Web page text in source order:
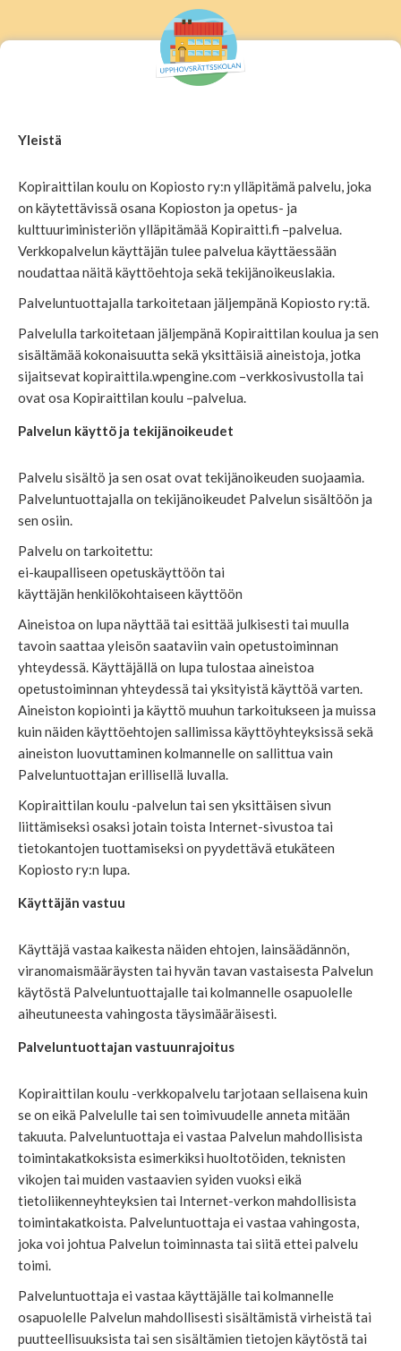
Yleistä
Kopiraittilan koulu on Kopiosto ry:n ylläpitämä palvelu, joka
on käytettävissä osana Kopioston ja opetus- ja
kulttuuriministeriön ylläpitämää Kopiraitti.fi –palvelua.
Verkkopalvelun käyttäjän tulee palvelua käyttäessään
noudattaa näitä käyttöehtoja sekä tekijänoikeuslakia.
Palveluntuottajalla tarkoitetaan jäljempänä Kopiosto ry:tä.
Palvelulla tarkoitetaan jäljempänä Kopiraittilan koulua ja sen
sisältämää kokonaisuutta sekä yksittäisiä aineistoja, jotka
sijaitsevat kopiraittila.wpengine.com –verkkosivustolla tai
ovat osa Kopiraittilan koulu –palvelua.
Palvelun käyttö ja tekijänoikeudet
Palvelu sisältö ja sen osat ovat tekijänoikeuden suojaamia.
Palveluntuottajalla on tekijänoikeudet Palvelun sisältöön ja
sen osiin.
Palvelu on tarkoitettu:
ei-kaupalliseen opetuskäyttöön tai
käyttäjän henkilökohtaiseen käyttöön
Aineistoa on lupa näyttää tai esittää julkisesti tai muulla
tavoin saattaa yleisön saataviin vain opetustoiminnan
yhteydessä. Käyttäjällä on lupa tulostaa aineistoa
opetustoiminnan yhteydessä tai yksityistä käyttöä varten.
Aineiston kopiointi ja käyttö muuhun tarkoitukseen ja muissa
kuin näiden käyttöehtojen sallimissa käyttöyhteyksissä sekä
aineiston luovuttaminen kolmannelle on sallittua vain
Palveluntuottajan erillisellä luvalla.
Kopiraittilan koulu -palvelun tai sen yksittäisen sivun
liittämiseksi osaksi jotain toista Internet-sivustoa tai
tietokantojen tuottamiseksi on pyydettävä etukäteen
Kopiosto ry:n lupa.
Käyttäjän vastuu
Käyttäjä vastaa kaikesta näiden ehtojen, lainsäädännön,
viranomaismääräysten tai hyvän tavan vastaisesta Palvelun
käytöstä Palveluntuottajalle tai kolmannelle osapuolelle
aiheutuneesta vahingosta täysimääräisesti.
Palveluntuottajan vastuunrajoitus
Kopiraittilan koulu -verkkopalvelu tarjotaan sellaisena kuin
se on eikä Palvelulle tai sen toimivuudelle anneta mitään
takuuta. Palveluntuottaja ei vastaa Palvelun mahdollisista
toimintakatkoksista esimerkiksi huoltotöiden, teknisten
vikojen tai muiden vastaavien syiden vuoksi eikä
tietoliikenneyhteyksien tai Internet-verkon mahdollisista
toimintakatkoista. Palveluntuottaja ei vastaa vahingosta,
joka voi johtua Palvelun toiminnasta tai siitä ettei palvelu
toimi.
Palveluntuottaja ei vastaa käyttäjälle tai kolmannelle
osapuolelle Palvelun mahdollisesti sisältämistä virheistä tai
puutteellisuuksista tai sen sisältämien tietojen käytöstä tai